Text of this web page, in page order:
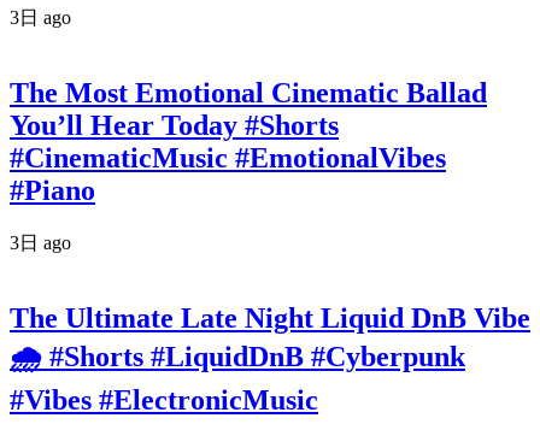
3日 ago
The Most Emotional Cinematic Ballad
You’ll Hear Today #Shorts
#CinematicMusic #EmotionalVibes
#Piano
3日 ago
The Ultimate Late Night Liquid DnB Vibe
🌧️ #Shorts #LiquidDnB #Cyberpunk
#Vibes #ElectronicMusic